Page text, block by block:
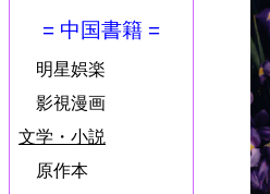
= 中国書籍 =
明星娯楽
影視漫画
文学・小説
原作本